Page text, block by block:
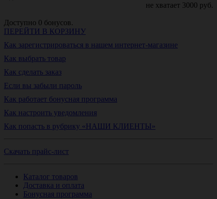
не хватает 3000 руб.
Доступно 0 бонусов.
ПЕРЕЙТИ В КОРЗИНУ
Как зарегистрироваться в нашем интернет-магазине
Как выбрать товар
Как сделать заказ
Если вы забыли пароль
Как работает бонусная программа
Как настроить уведомления
Как попасть в рубрику «НАШИ КЛИЕНТЫ»
Скачать прайс-лист
Каталог товаров
Доставка и оплата
Бонусная программа